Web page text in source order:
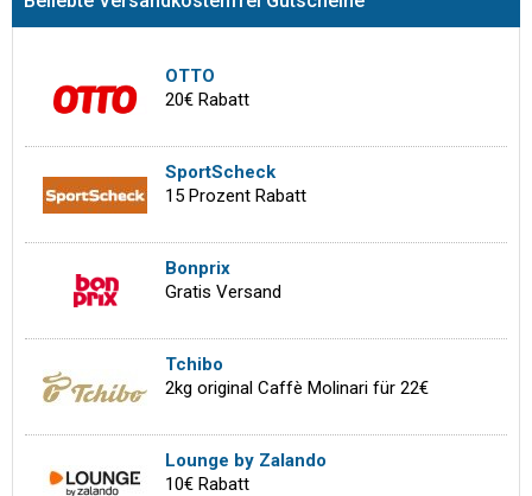
OTTO
20€ Rabatt
SportScheck
15 Prozent Rabatt
Bonprix
Gratis Versand
Tchibo
2kg original Caffè Molinari für 22€
Lounge by Zalando
10€ Rabatt